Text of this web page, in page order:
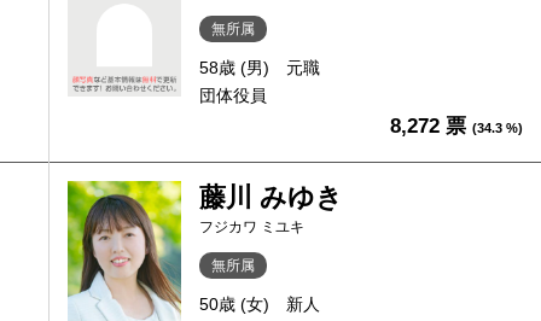
無所属
58歳 (男)
元職
団体役員
8,272 票 (34.3 %)
藤川 みゆき
フジカワ ミユキ
無所属
50歳 (女)
新人